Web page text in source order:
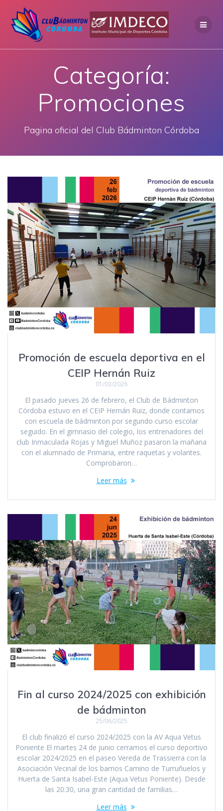
al
contenido
Categoría:
Promociones
Pagina oficial del Club Bádminton Córdoba
Promoción de escuela deportiva en el
CEIP Hernán Ruiz
01/03/2026
El pasado jueves 26 de febrero, el Club de Bádminton
Córdoba estuvo en el CEIP Hernán Ruiz, donde contamos
con escuela de bádminton por segundo curso escolar
seguido. En el gimnasio del colegio, los entrenadores del
club Inmaculada Rojas y Miguel Muñoz pasaron la mañana
con el alumnado de Primaria, entre raquetas y volantes.
Comprobaron…
Leer más
Fin al curso 2024/2025 con exhibición
de bádminton
25/06/2025
El club finalizó el curso 2024/2025 con la AV Aqua Vetus
Poniente El martes 24 de junio cerramos el curso deportivo
escolar 2024/2025 en el paseo Vereda de Trassierra con la
Asociación Vecinal de los barrios Camino de Turruñuelos y
Huerta de Santa Isabel-Este (Aqua Vetus Poniente). Desde
las 20:30, una gran cantidad de familias…
Leer más